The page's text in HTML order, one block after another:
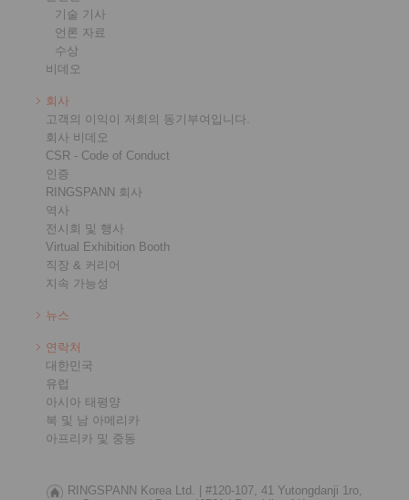
기술 기사
언론 자료
수상
비데오
회사
고객의 이익이 저희의 동기부여입니다.
회사 비데오
CSR - Code of Conduct
인증
RINGSPANN 회사
역사
전시회 및 행사
Virtual Exhibition Booth
직장 & 커리어
지속 가능성
뉴스
연락처
대한민국
유럽
아시아 태평양
북 및 남 아메리카
아프리카 및 중동
RINGSPANN Korea Ltd. |
#120-107, 41 Yutongdanji 1ro,